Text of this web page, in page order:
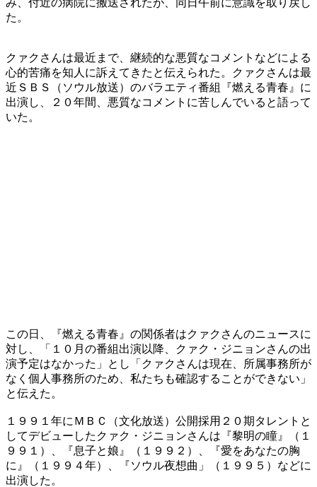
た。
クァクさんは最近まで、継続的な悪質なコメントなどによる
心的苦痛を知人に訴えてきたと伝えられた。クァクさんは最
近ＳＢＳ（ソウル放送）のバラエティ番組『燃える青春』に
出演し、２０年間、悪質なコメントに苦しんでいると語って
いた。
この日、『燃える青春』の関係者はクァクさんのニュースに
対し、「１０月の番組出演以降、クァク・ジニョンさんの出
演予定はなかった」とし「クァクさんは現在、所属事務所が
なく個人事務所のため、私たちも確認することができない」
と伝えた。
１９９１年にＭＢＣ（文化放送）公開採用２０期タレントと
してデビューしたクァク・ジニョンさんは『黎明の瞳』（１
９９１）、『息子と娘』（１９９２）、『愛をあなたの胸
に』（１９９４年）、『ソウル夜想曲」（１９９５）などに
出演した。